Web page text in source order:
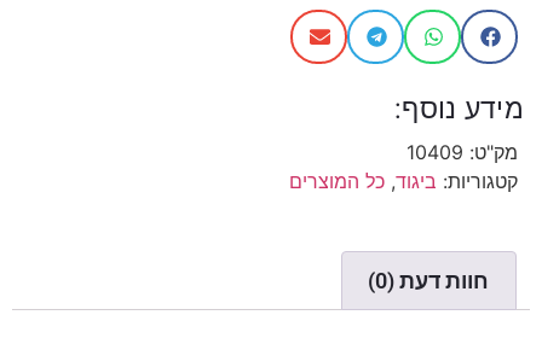
מידע נוסף:
מק"ט: 10409
קטגוריות: ביגוד, כל המוצרים
חוות דעת (0)